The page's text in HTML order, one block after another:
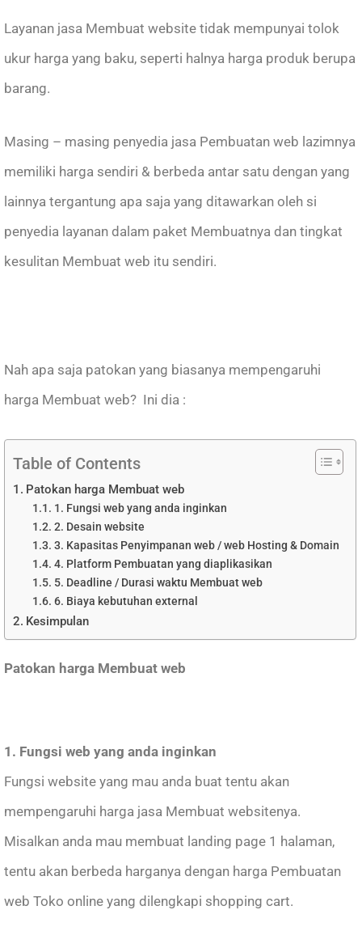
Layanan jasa Membuat website tidak mempunyai tolok
ukur harga yang baku, seperti halnya harga produk berupa
barang.
Masing – masing penyedia jasa Pembuatan web lazimnya
memiliki harga sendiri & berbeda antar satu dengan yang
lainnya tergantung apa saja yang ditawarkan oleh si
penyedia layanan dalam paket Membuatnya dan tingkat
kesulitan Membuat web itu sendiri.
Nah apa saja patokan yang biasanya mempengaruhi
harga Membuat web? Ini dia :
Table of Contents
Patokan harga Membuat web
1. Fungsi web yang anda inginkan
2. Desain website
3. Kapasitas Penyimpanan web / web Hosting & Domain
4. Platform Pembuatan yang diaplikasikan
5. Deadline / Durasi waktu Membuat web
6. Biaya kebutuhan external
Kesimpulan
Patokan harga Membuat web
1. Fungsi web yang anda inginkan
Fungsi website yang mau anda buat tentu akan
mempengaruhi harga jasa Membuat websitenya.
Misalkan anda mau membuat landing page 1 halaman,
tentu akan berbeda harganya dengan harga Pembuatan
web Toko online yang dilengkapi shopping cart.